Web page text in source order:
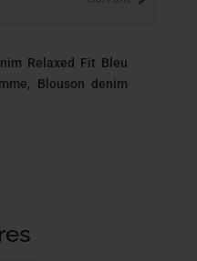
Relaxed Fit Bleu
Blouson denim